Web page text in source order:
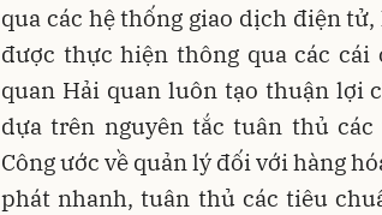
qua các hệ thống giao dịch điện
được thực hiện thông qua các cái
quan Hải quan luôn tạo thuận lợi
dựa trên nguyên tắc tuân thủ
Công ước về quản lý đối với hàng
phát nhanh, tuân thủ các tiêu